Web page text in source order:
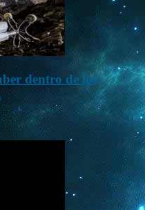
dentro de los